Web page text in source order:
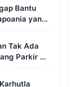
Bantu
yang
Tak Ada
Parkir di